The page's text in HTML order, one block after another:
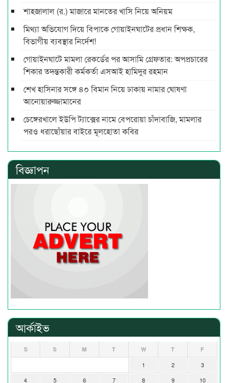
শাহজালাল (র.) মাজারে মানতের খাসি নিয়ে অনিয়ম
মিথ্যা অভিযোগ দিয়ে বিপাকে গোয়াইনঘাটের প্রধান শিক্ষক,
বিভাগীয় ব্যবস্থার নির্দেশ!
গোয়াইনঘাটে মামলা রেকর্ডের পর আসামি গ্রেফতার: অপপ্রচারের
শিকার তদন্তকারী কর্মকর্তা এসআই হামিদুর রহমান
শেখ হাসিনার সঙ্গে ৪০ বিমান নিয়ে ঢাকায় নামার ঘোষণা
আনোয়ারুজ্জামানের
চেঙ্গেরখালে ইউপি ট্যাক্সের নামে বেপরোয়া চাঁদাবাজি, মামলার
পরও ধরাছোঁয়ার বাইরে মূলহোতা কবির
বিজ্ঞাপন
আর্কাইভ
S S M T W T F
1 2
3
4
5 6 7 8 9
10